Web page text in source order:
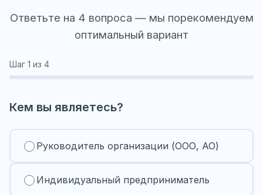
Ответьте на 4 вопроса — мы порекомендуем
оптимальный вариант
Шаг 1 из 4
Кем вы являетесь?
Руководитель организации (ООО, АО)
Индивидуальный предприниматель